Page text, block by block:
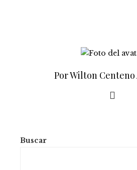
Por Wilton Centeno
Buscar